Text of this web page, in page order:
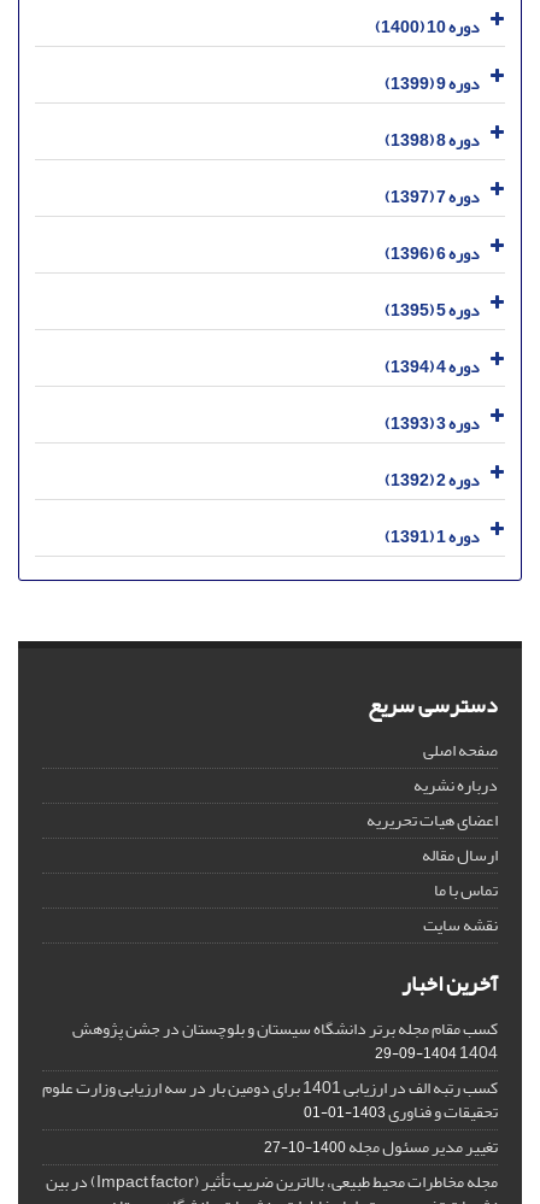
دوره 10 (1400)
دوره 9 (1399)
دوره 8 (1398)
دوره 7 (1397)
دوره 6 (1396)
دوره 5 (1395)
دوره 4 (1394)
دوره 3 (1393)
دوره 2 (1392)
دوره 1 (1391)
دسترسی سریع
صفحه اصلی
درباره نشریه
اعضای هیات تحریریه
ارسال مقاله
تماس با ما
نقشه سایت
آخرین اخبار
کسب مقام مجله برتر دانشگاه سیستان و بلوچستان در جشن پژوهش
1404
1404-09-29
کسب رتبه الف در ارزیابی 1401 برای دومین بار در سه ارزیابی وزارت علوم
تحقیقات و فناوری1403-01-01
تغییر مدیر مسئول مجله1400-10-27
مجله مخاطرات محیط طبیعی، بالاترین ضریب تأثیر (Impact factor) در بین